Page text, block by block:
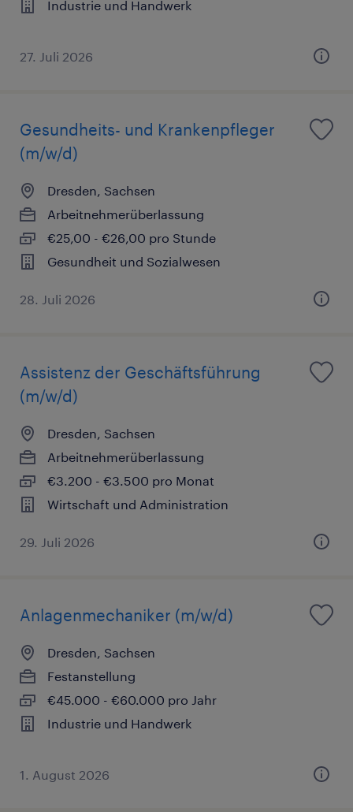
Industrie und Handwerk
27. Juli 2026
Gesundheits- und Krankenpfleger
(m/w/d)
Dresden, Sachsen
Arbeitnehmerüberlassung
€25,00 - €26,00 pro Stunde
Gesundheit und Sozialwesen
28. Juli 2026
Assistenz der Geschäftsführung
(m/w/d)
Dresden, Sachsen
Arbeitnehmerüberlassung
€3.200 - €3.500 pro Monat
Wirtschaft und Administration
29. Juli 2026
Anlagenmechaniker (m/w/d)
Dresden, Sachsen
Festanstellung
€45.000 - €60.000 pro Jahr
Industrie und Handwerk
1. August 2026